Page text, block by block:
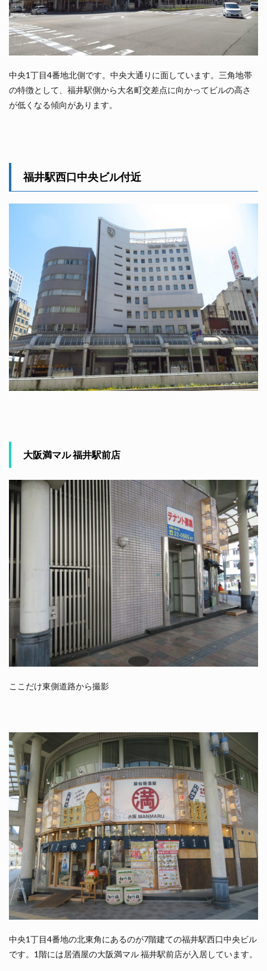
中央1丁目4番地北側です。中央大通りに面しています。三角地帯
の特徴として、福井駅側から大名町交差点に向かってビルの高さ
が低くなる傾向があります。
福井駅西口中央ビル付近
大阪満マル 福井駅前店
ここだけ東側道路から撮影
中央1丁目4番地の北東角にあるのが7階建ての福井駅西口中央ビル
です。1階には居酒屋の大阪満マル 福井駅前店が入居しています。